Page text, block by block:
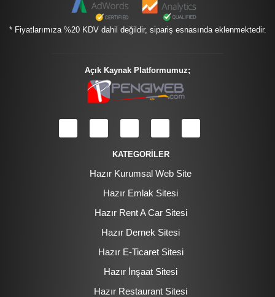
* Fiyatlarımıza %20 KDV dahil değildir, sipariş esnasında eklenmektedir.
Açık Kaynak Platformumuz;
KATEGORİLER
Hazır Kurumsal Web Site
Hazır Emlak Sitesi
Hazır Rent A Car Sitesi
Hazır Dernek Sitesi
Hazır E-Ticaret Sitesi
Hazır İnşaat Sitesi
Hazır Restaurant Sitesi